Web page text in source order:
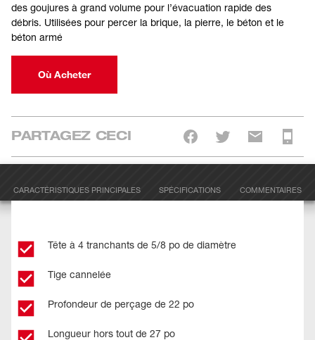
des goujures à grand volume pour l’évacuation rapide des
débris. Utilisées pour percer la brique, la pierre, le béton et le
béton armé
Où Acheter
PARTAGEZ CECI
CARACTÉRISTIQUES PRINCIPALES SPÉCIFICATIONS COMMENTAIRES
Tête à 4 tranchants de 5/8 po de diamètre
Tige cannelée
Profondeur de perçage de 22 po
Longueur hors tout de 27 po